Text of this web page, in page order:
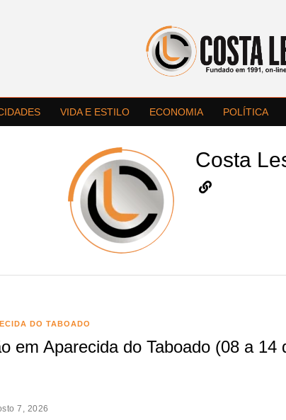
VIDA E ESTILO ECONOMIA POLÍTICA
Costa
DO TABOADO
em Aparecida do Taboado (08 a 14
7, 2026